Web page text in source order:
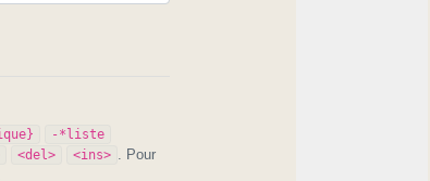
-*liste
<del> <ins>
. Pour